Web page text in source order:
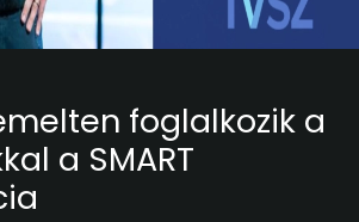
foglalkozik a
a SMART